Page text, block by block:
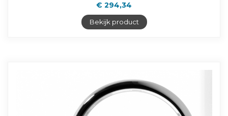
€ 294,34
Bekijk product